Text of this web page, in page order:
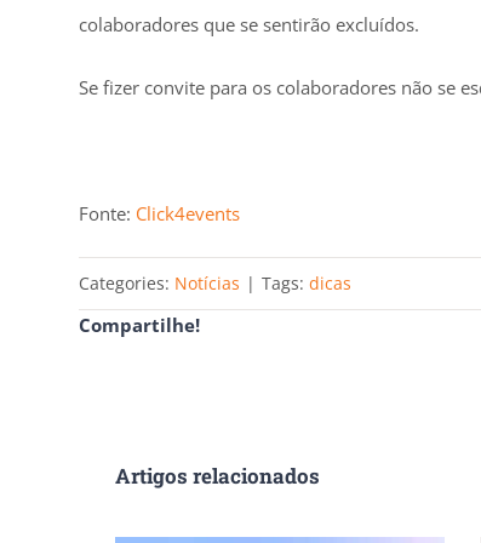
colaboradores que se sentirão excluídos.
Se fizer convite para os colaboradores não se
Fonte: Click4events
Categories: Notícias | Tags: dicas
Compartilhe!
Artigos relacionados